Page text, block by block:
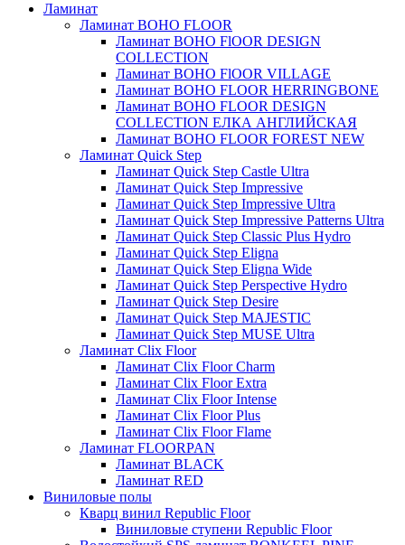
Ламинат
Ламинат BOHO FLOOR
Ламинат BOHO FlOOR DESIGN
COLLECTION
Ламинат BOHO FlOOR VILLAGE
Ламинат BOHO FLOOR HERRINGBONE
Ламинат BOHO FLOOR DESIGN
COLLECTION ЕЛКА АНГЛИЙСКАЯ
Ламинат BOHO FLOOR FOREST NEW
Ламинат Quick Step
Ламинат Quick Step Castle Ultra
Ламинат Quick Step Impressive
Ламинат Quick Step Impressive Ultra
Ламинат Quick Step Impressive Patterns Ultra
Ламинат Quick Step Classic Plus Hydro
Ламинат Quick Step Eligna
Ламинат Quick Step Eligna Wide
Ламинат Quick Step Perspective Hydro
Ламинат Quick Step Desire
Ламинат Quick Step MAJESTIC
Ламинат Quick Step MUSE Ultra
Ламинат Clix Floor
Ламинат Clix Floor Charm
Ламинат Clix Floor Extra
Ламинат Clix Floor Intense
Ламинат Clix Floor Plus
Ламинат Clix Floor Flame
Ламинат FLOORPAN
Ламинат BLACK
Ламинат RED
Виниловые полы
Кварц винил Republic Floor
Виниловые ступени Republic Floor